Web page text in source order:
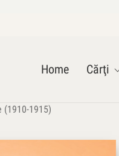
Home Cărţi
(1910-1915)